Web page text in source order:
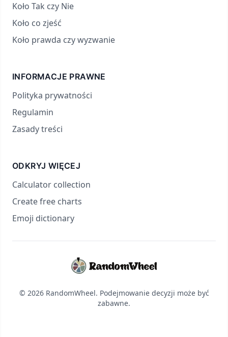
Koło Tak czy Nie
Koło co zjeść
Koło prawda czy wyzwanie
INFORMACJE PRAWNE
Polityka prywatności
Regulamin
Zasady treści
ODKRYJ WIĘCEJ
Calculator collection
Create free charts
Emoji dictionary
© 2026 RandomWheel. Podejmowanie decyzji może być
zabawne.